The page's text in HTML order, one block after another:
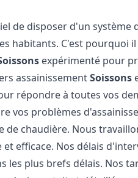
de disposer d'un système
habitants. C'est pourquoi
expérimenté pour
assainissementSoissons
répondre à toutes vos
vos problèmes
chaudière. Nous
efficace. Nos délais
les plus brefs délais. Nos